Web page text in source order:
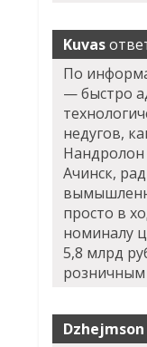
Kuvas
По
— быстро
недугов,
Ачинск,
просто в
номиналу
5,8 млрд
розничным
Dzhejmson